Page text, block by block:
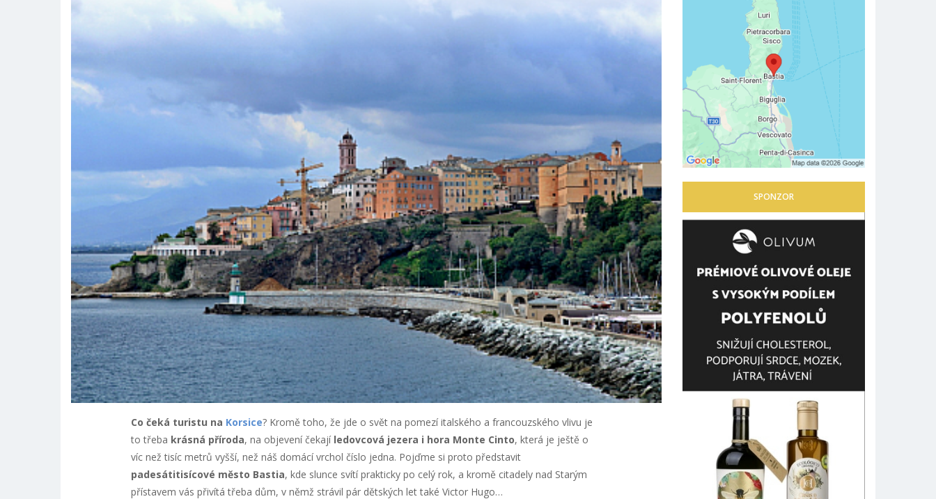
Co čeká turistu na Korsice? Kromě toho, že jde o svět na pomezí italského a francouzského vlivu je
to třeba krásná příroda, na objevení čekajíledovcová jezera i hora Monte Cinto, která je ještě o
víc než tisíc metrů vyšší, než náš domácí vrchol číslo jedna. Pojďme si proto představit
padesátitisícové město Bastia, kde slunce svítí prakticky po celý rok, a kromě citadely nad Starým
přístavem vás přivítá třeba dům, v němž strávil pár dětských let také Victor Hugo…
SPONZOR